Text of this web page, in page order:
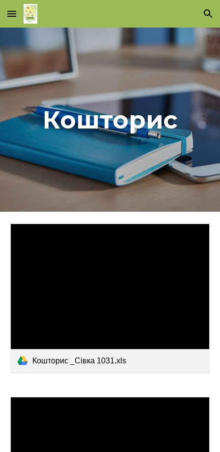
Skip to main content Skip to navigation
Кошторис
Кошторис _Сівка 1031.xls